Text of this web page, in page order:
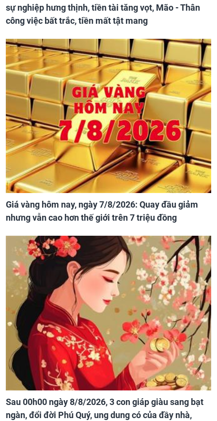
sự nghiệp hưng thịnh, tiền tài tăng vọt, Mão - Thân
công việc bất trắc, tiền mất tật mang
Giá vàng hôm nay, ngày 7/8/2026: Quay đầu giảm
nhưng vẫn cao hơn thế giới trên 7 triệu đồng
Sau 00h00 ngày 8/8/2026, 3 con giáp giàu sang bạt
ngàn, đổi đời Phú Quý, ung dung có của đầy nhà,